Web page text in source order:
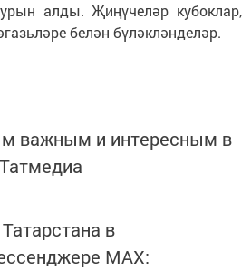
алды. Җиңүчеләр кубоклар,
белән бүләкләнделәр.
важным и интересным в
Татмедиа
в
MАХ: